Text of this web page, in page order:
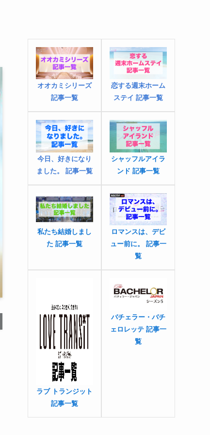
オオカミシリーズ
記事一覧
恋する週末ホーム
ステイ 記事一覧
今日、好きになり
ました。 記事一覧
シャッフルアイラ
ンド 記事一覧
私たち結婚しまし
た 記事一覧
ロマンスは、デビ
ュー前に。 記事一
覧
ラブ トランジット
記事一覧
バチェラー・バチ
ェロレッテ 記事一
覧